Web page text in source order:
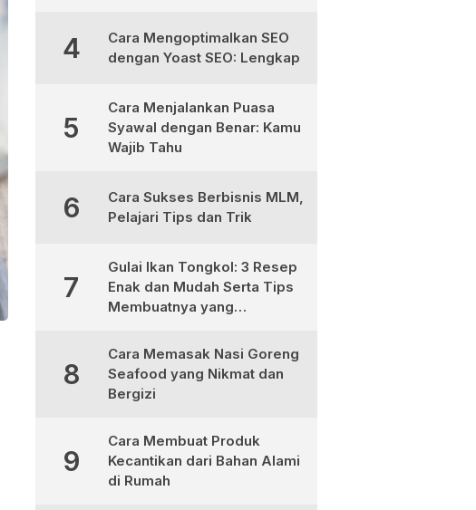
4
Cara Mengoptimalkan SEO
dengan Yoast SEO: Lengkap
5
Cara Menjalankan Puasa
Syawal dengan Benar: Kamu
Wajib Tahu
6
Cara Sukses Berbisnis MLM,
Pelajari Tips dan Trik
7
Gulai Ikan Tongkol: 3 Resep
Enak dan Mudah Serta Tips
Membuatnya yang
8
Cara Memasak Nasi Goreng
Seafood yang Nikmat dan
Bergizi
9
Cara Membuat Produk
Kecantikan dari Bahan Alami
di Rumah